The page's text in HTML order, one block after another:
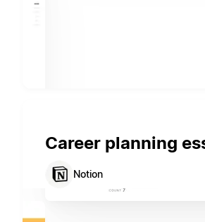
Career planning
Notion